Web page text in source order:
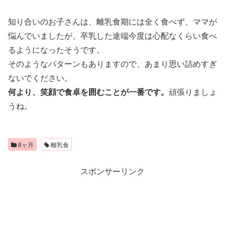
知り合いのお子さんは、離乳食期には全く食べず、ママが
悩んでいましたが、卒乳した途端今度は心配なくらい食べ
るようになったそうです。
そのようなパターンもありますので、あまり思い詰めすぎ
ないでください。
何より、笑顔で食卓を囲むことが一番です。 頑張りましょ
うね。
8ヶ月 離乳食
スポンサーリンク